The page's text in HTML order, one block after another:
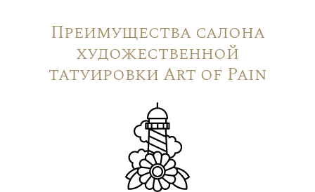
Преимущества салона
художественной
татуировки Art of Pain